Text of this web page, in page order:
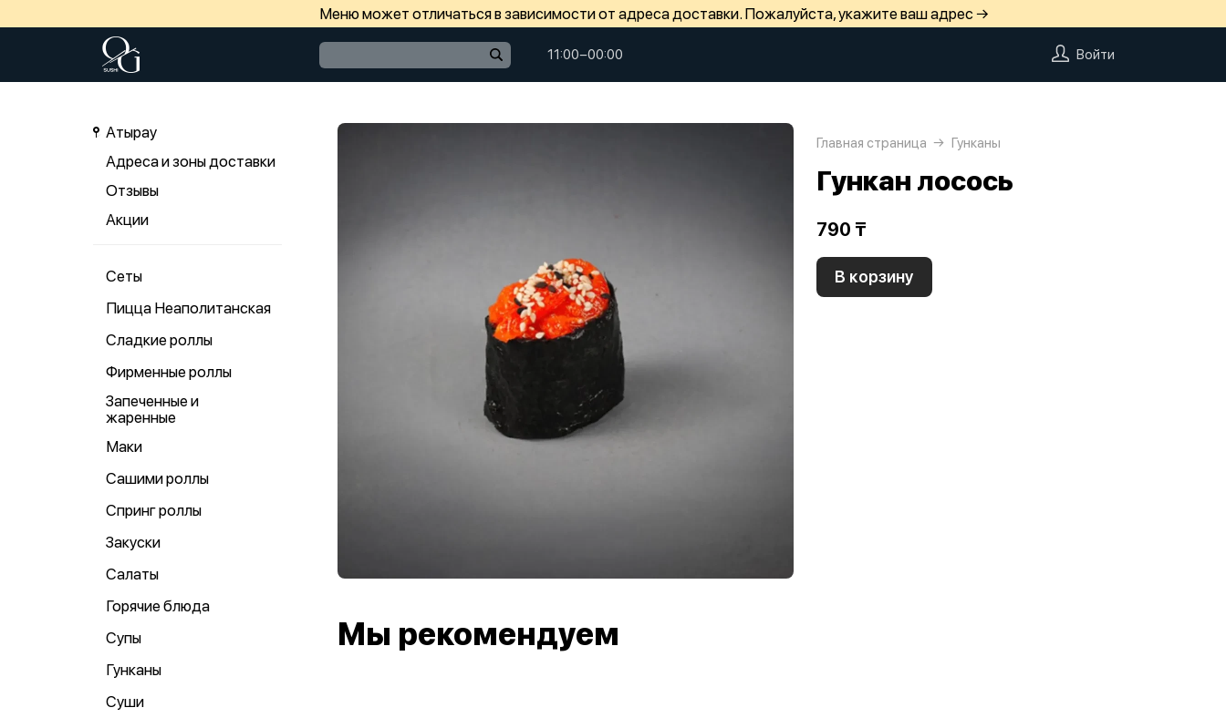
Меню может отличаться в зависимости от адреса доставки. Пожалуйста, укажите ваш адрес →
11:00−00:00 Войти
Атырау
Адреса и зоны доставки
Отзывы
Акции
Сеты
Пицца Неаполитанская
Сладкие роллы
Фирменные роллы
Запеченные и
жаренные
Маки
Сашими роллы
Спринг роллы
Закуски
Салаты
Горячие блюда
Супы
Гунканы
Суши
Главная страница Гунканы
Гункан лосось
790 ₸
В корзину
Мы рекомендуем